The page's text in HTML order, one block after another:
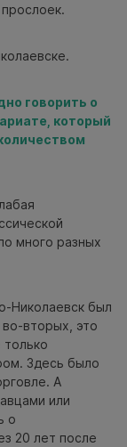
говорить о
который
много разных
Николаевск был
вторых, это
только
Здесь было
А
или
о
20 лет после